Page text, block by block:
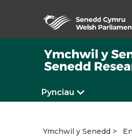
Pynciau
Ymchwil y Senedd